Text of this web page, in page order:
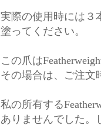
実際の使用時には３
塗ってください。
この爪は
その場合は、ご注文
私の所有する
ありませんでした。